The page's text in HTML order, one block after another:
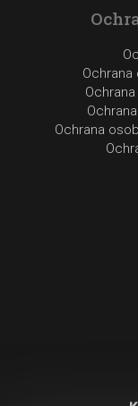
Ochrana